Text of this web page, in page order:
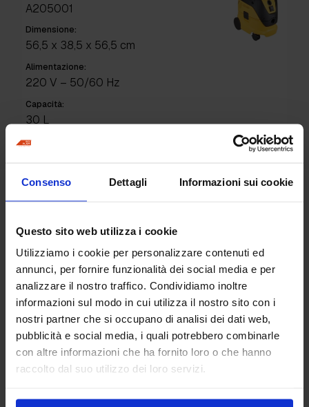
Consenso Dettagli Informazioni sui cookie
Questo sito web utilizza i cookie
Utilizziamo i cookie per personalizzare contenuti ed
annunci, per fornire funzionalità dei social media e per
analizzare il nostro traffico. Condividiamo inoltre
informazioni sul modo in cui utilizza il nostro sito con i
nostri partner che si occupano di analisi dei dati web,
pubblicità e social media, i quali potrebbero combinarle
con altre informazioni che ha fornito loro o che hanno
raccolto dal suo utilizzo dei loro servizi.
A205001
Dimensione:
56,5 x 38,5 x 56,5 cm
Alimentazione:
220 V – 50/60 Hz
Capacità:
30 L
Peso:
Aspiratore mobile per fresatrice
informazioni per questo
prodotto?
Richiedi informazioni